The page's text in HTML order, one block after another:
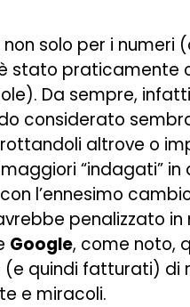
solo per i numeri
stato
Da sempre,
considerato
altrove o
“indagati”
l’ennesimo
penalizzato
Google, come noto,
quindi fatturati) di
e miracoli.